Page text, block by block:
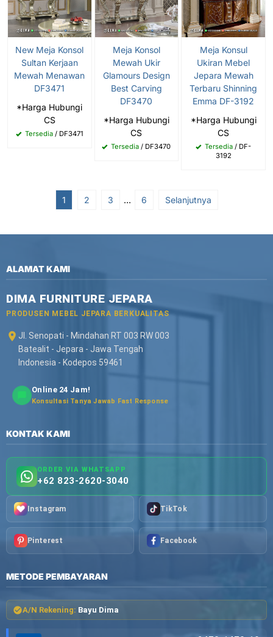
New Meja Konsol
Sultan Kerjaan
Mewah Menawan
DF3471
*Harga Hubungi
CS
Tersedia/ DF3471
Meja Konsol
Mewah Ukir
Glamours Design
Best Carving
DF3470
*Harga Hubungi
CS
Tersedia / DF3470
Meja Konsul
Ukiran Mebel
Jepara Mewah
Terbaru Shinning
Emma DF-3192
*Harga Hubungi
CS
Tersedia / DF-
3192
1 2 3 … 6 Selanjutnya
ALAMAT KAMI
DIMA FURNITURE JEPARA
PRODUSEN MEBEL JEPARA BERKUALITAS
Jl. Senopati - Mindahan RT 003 RW 003
Batealit - Jepara - Jawa Tengah
Indonesia - Kodepos 59461
Online 24 Jam!
Konsultasi Tanya Jawab Fast Response
KONTAK KAMI
ORDER VIA WHATSAPP
+62 823-2620-3040
Instagram TikTok
Pinterest Facebook
METODE PEMBAYARAN
A/N Rekening: Bayu Dima